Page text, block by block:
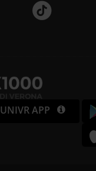
UNIVR APP